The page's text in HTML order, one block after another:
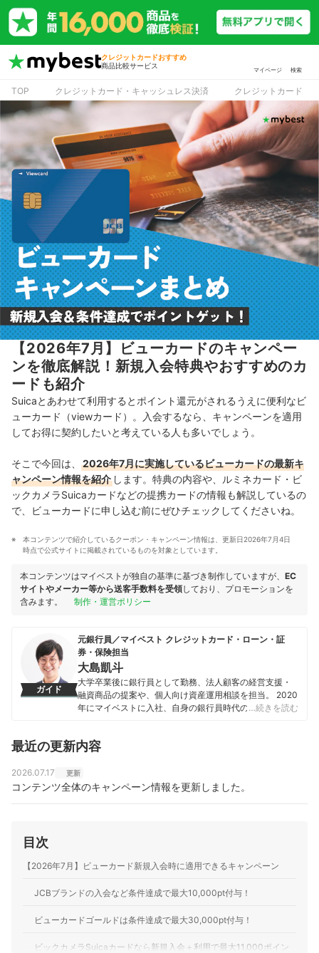
クレジットカードおすすめ
商品比較サービス
マイページ 検索
TOP クレジットカード・キャッシュレス決済 クレジットカード
【2026年7月】ビューカードのキャンペー
ンを徹底解説！新規入会特典やおすすめのカ
ードも紹介
Suicaとあわせて利用するとポイント還元がされるうえに便利なビ
ューカード（viewカード）。入会するなら、キャンペーンを適用
してお得に契約したいと考えている人も多いでしょう。
そこで今回は、
2026年7月に実施しているビューカードの最新キ
ャンペーン情報を紹介 します。特典の内容や、ルミネカード・ビ
ックカメラSuicaカードなどの提携カードの情報も解説しているの
で、ビューカードに申し込む前にぜひチェックしてくださいね。
本コンテンツで紹介しているクーポン・キャンペーン情報は、更新日2026年7月4日
時点で公式サイトに掲載されているものを対象としています。
本コンテンツはマイベストが独自の基準に基づき制作していますが、 EC
サイトやメーカー等から送客手数料を受領しており、プロモーションを
含みます。
制作・運営ポリシー
ガイド
元銀行員／マイベスト クレジットカード・ローン・証
券・保険担当
大島凱斗
大学卒業後に銀行員として勤務、法人顧客の経営支援・
融資商品の提案や、個人向け資産運用相談を担当。 2020
年にマイベストに入社、自身の銀行員時代の経験を活か
済を専門に解説コンテンツの制作を統括する。 また、
関する連載も担当している。
大島凱斗のプロフィール
…続きを読む
最近の更新内容
2026.07.17 更新
コンテンツ全体のキャンペーン情報を更新しました。
目次
【2026年7月】ビューカード新規入会時に適用できるキャンペーン
JCBブランドの入会など条件達成で最大10,000pt付与！
ビューカードゴールドは条件達成で最大30,000pt付与！
ビックカメラSuicaカードなら新規入会＋利用で最大11,000ポイン